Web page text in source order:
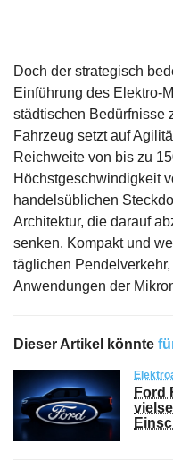
Doch der strategisch
Einführung des Elektro-
städtischen Bedürfnisse
Fahrzeug setzt auf
Reichweite von bis zu
Höchstgeschwindigkeit
handelsüblichen
Architektur, die darauf
senken. Kompakt und
täglichen
Anwendungen der
Dieser Artikel könnte
Ford